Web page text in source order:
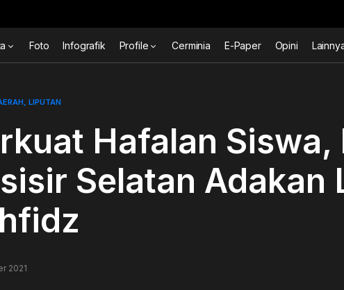
Foto Infografik Profile Cerminia E-Paper Opini
LIPUTAN
Hafalan Siswa,
Selatan Adakan
2021